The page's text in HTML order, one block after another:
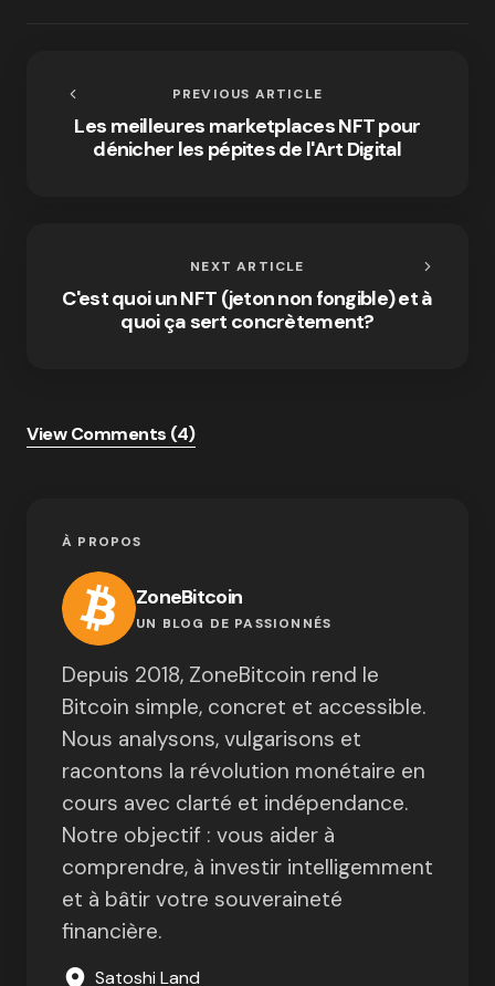
PREVIOUS ARTICLE
Les meilleures marketplaces NFT pour
dénicher les pépites de l'Art Digital
NEXT ARTICLE
C'est quoi un NFT (jeton non fongible) et à
quoi ça sert concrètement?
View Comments (4)
À PROPOS
ZoneBitcoin
UN BLOG DE PASSIONNÉS
Depuis 2018, ZoneBitcoin rend le
Bitcoin simple, concret et accessible.
Nous analysons, vulgarisons et
racontons la révolution monétaire en
cours avec clarté et indépendance.
Notre objectif : vous aider à
comprendre, à investir intelligemment
et à bâtir votre souveraineté
financière.
Satoshi Land